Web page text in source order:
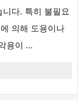
니다. 특히 불필요
의해 도용이나
용이 …